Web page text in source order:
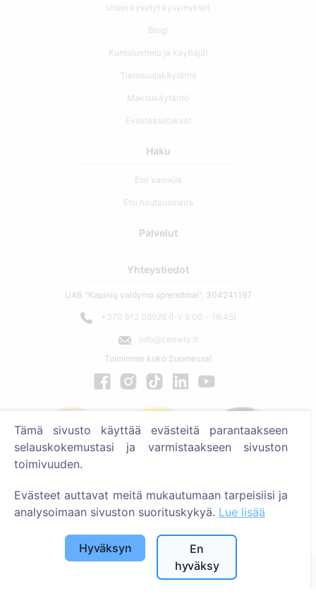
Usein kysytyt kysymykset
Blogi
Kuntaluettelo ja käyttäjät
Tietosuojakäytäntö
Maksukäytäntö
Evästeasetukset
Haku
Etsi vainajia
Etsi hautausmaita
Palvelut
Yhteystiedot
UAB "Kapinių valdymo sprendimai", 304241197
+370 612 08926 (I-V 8:00 - 16:45)
info@cemety.lt
Toimimme koko Suomessa!
© 2013 - 2026 Cemety Kaikki oikeudet pidätetään
Tietosuojakäytännöt ja ehdot.
Tämä sivusto käyttää evästeitä parantaakseen
selauskokemustasi ja varmistaakseen sivuston
toimivuuden.
Evästeet auttavat meitä mukautumaan tarpeisiisi ja
analysoimaan sivuston suorituskykyä. Lue lisää
Hyväksyn
En
hyväksy